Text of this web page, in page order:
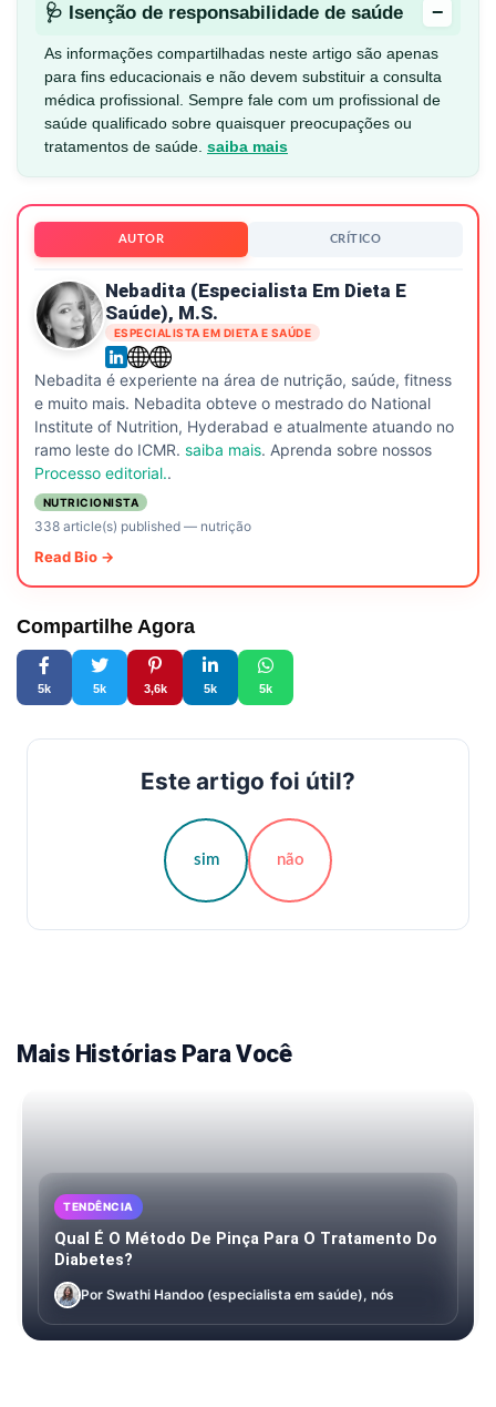
🩺 Isenção de responsabilidade de saúde −
As informações compartilhadas neste artigo são apenas
para fins educacionais e não devem substituir a consulta
médica profissional. Sempre fale com um profissional de
saúde qualificado sobre quaisquer preocupações ou
tratamentos de saúde. saiba mais
AUTOR CRÍTICO
Nebadita (especialista Em Dieta E
Saúde), M.S.
ESPECIALISTA EM DIETA E SAÚDE
Nebadita é experiente na área de nutrição, saúde, fitness
e muito mais. Nebadita obteve o mestrado do National
Institute of Nutrition, Hyderabad e atualmente atuando no
ramo leste do ICMR. saiba mais. Aprenda sobre nossos
Processo editorial..
NUTRICIONISTA
338 article(s) published— nutrição
Read Bio →
Compartilhe Agora
5k 5k 3,6k 5k 5k
Este artigo foi útil?
sim não
Mais Histórias Para Você
TENDÊNCIA
Qual É O Método De Pinça Para O Tratamento Do
Diabetes?
Por Swathi Handoo (especialista em saúde), nós